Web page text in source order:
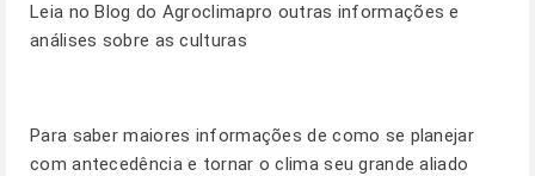
Leia no Blog do Agroclimapro outras informações e
análises sobre as culturas
Para saber maiores informações de como se planejar
com antecedência e tornar o clima seu grande aliado